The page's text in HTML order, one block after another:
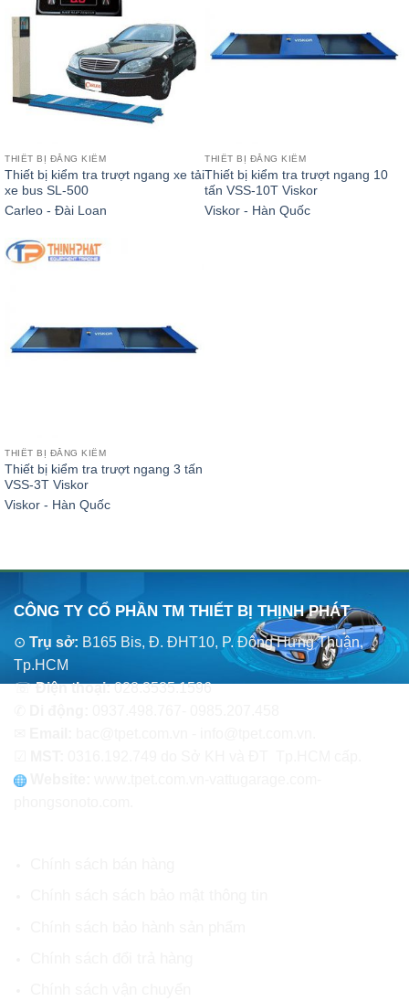
THIẾT BỊ ĐĂNG KIỂM
Thiết bị kiểm tra trượt ngang xe tải
xe bus SL-500
Carleo - Đài Loan
THIẾT BỊ ĐĂNG KIỂM
Thiết bị kiểm tra trượt ngang 10
tấn VSS-10T Viskor
Viskor - Hàn Quốc
THIẾT BỊ ĐĂNG KIỂM
Thiết bị kiểm tra trượt ngang 3 tấn
VSS-3T Viskor
Viskor - Hàn Quốc
CÔNG TY CỔ PHẦN TM THIẾT BỊ THỊNH PHÁT
⊙ Trụ sở: B165 Bis, Đ. ĐHT10, P. Đông Hưng Thuận,
Tp.HCM
☏Điện thoại:028.3535.1596